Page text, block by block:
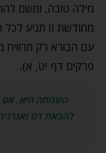
מילה טובה, ומשם
מחודשת זו תגיע
עם הבורא רק תרוויח
פרקים דף יט, א).
השמחה היא, אם
להבאת דם